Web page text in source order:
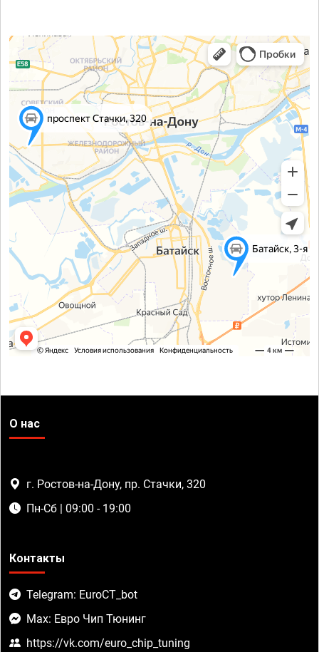
О нас
г. Ростов-на-Дону, пр. Стачки, 320
Пн-Сб | 09:00 - 19:00
Контакты
Telegram: EuroCT_bot
Max: Евро Чип Тюнинг
https://vk.com/euro_chip_tuning